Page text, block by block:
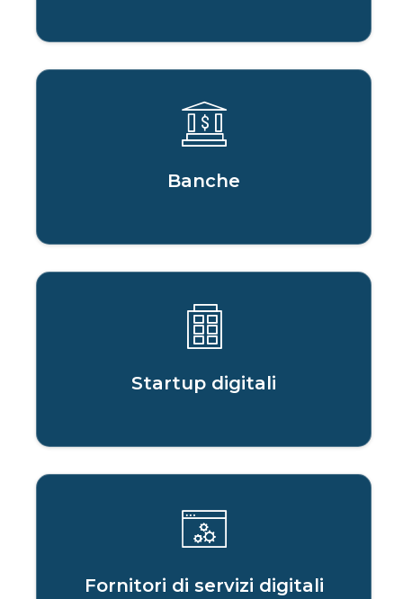
Banche
Startup digitali
Fornitori di servizi digitali